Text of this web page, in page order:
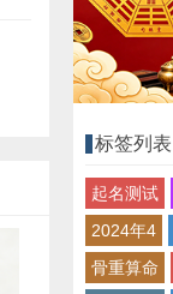
标签列表
起名测试
2024年4
骨重算命